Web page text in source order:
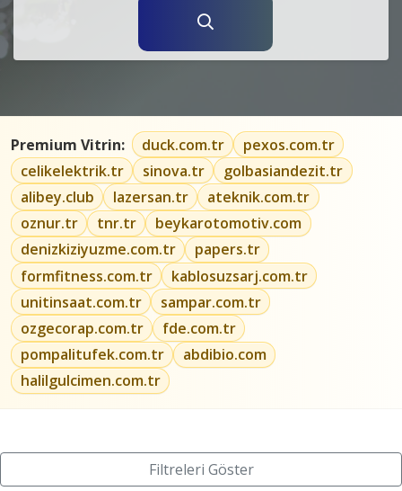
Premium Vitrin: duck.com.tr
pexos.com.tr
celikelektrik.tr
sinova.tr
golbasiandezit.tr
alibey.club
lazersan.tr
ateknik.com.tr
oznur.tr
tnr.tr
beykarotomotiv.com
denizkiziyuzme.com.tr
papers.tr
formfitness.com.tr
kablosuzsarj.com.tr
unitinsaat.com.tr
sampar.com.tr
ozgecorap.com.tr
fde.com.tr
pompalitufek.com.tr
abdibio.com
halilgulcimen.com.tr
Filtreleri Göster